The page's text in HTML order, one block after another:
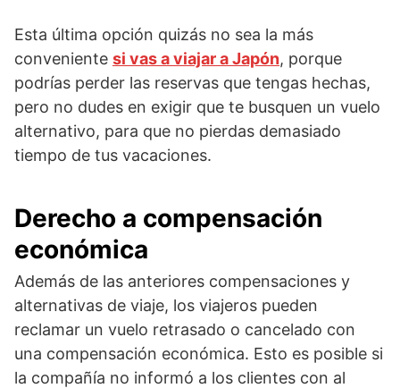
Esta última opción quizás no sea la más
conveniente si vas a viajar a Japón, porque
podrías perder las reservas que tengas hechas,
pero no dudes en exigir que te busquen un vuelo
alternativo, para que no pierdas demasiado
tiempo de tus vacaciones.
Derecho a compensación
económica
Además de las anteriores compensaciones y
alternativas de viaje, los viajeros pueden
reclamar un vuelo retrasado o cancelado con
una compensación económica. Esto es posible si
la compañía no informó a los clientes con al